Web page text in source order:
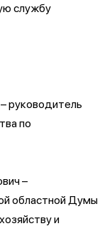
службу
руководитель
по
–
областной Думы
и